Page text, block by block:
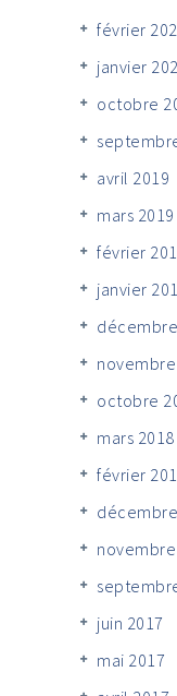
février
janvier
octobre
avril 2019
mars 2019
février
janvier
octobre
mars 2018
février
juin 2017
mai 2017